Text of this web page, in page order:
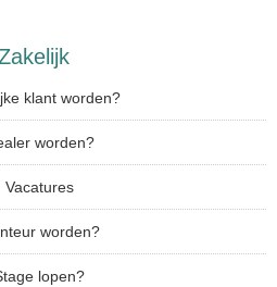
klant worden?
worden?
Vacatures
worden?
lopen?